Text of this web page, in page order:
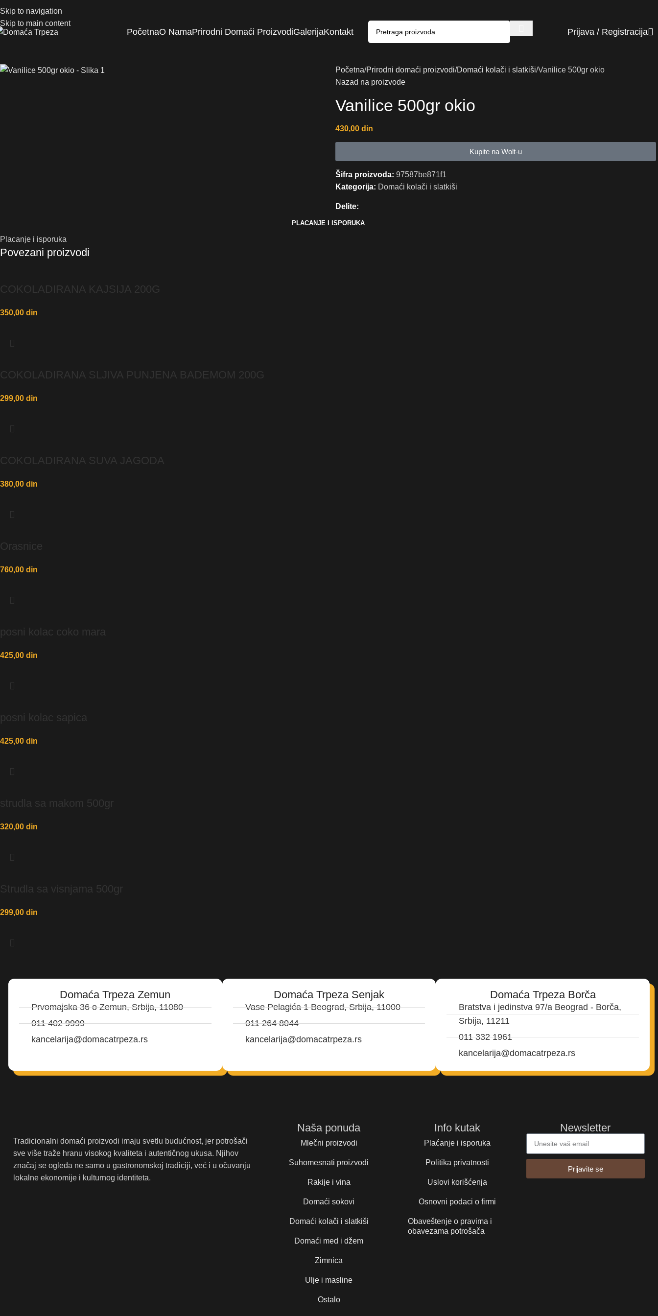
Skip to navigation
Skip to main content
PočetnaO NamaPrirodni Domaći ProizvodiGalerijaKontakt Prijava / Registracija
Početna Prirodni domaći proizvodi Domaći kolači i slatkiši Vanilice 500gr okio
Nazad na proizvode
Vanilice 500gr okio
430,00 din
Kupite na Wolt-u
Šifra proizvoda: 97587be871f1
Kategorija: Domaći kolači i slatkiši
Delite:
PLACANJE I ISPORUKA
Placanje i isporuka
Povezani proizvodi
COKOLADIRANA KAJSIJA 200G
350,00 din
COKOLADIRANA SLJIVA PUNJENA BADEMOM 200G
299,00 din
COKOLADIRANA SUVA JAGODA
380,00 din
Orasnice
760,00 din
posni kolac coko mara
425,00 din
posni kolac sapica
425,00 din
strudla sa makom 500gr
320,00 din
Strudla sa visnjama 500gr
299,00 din
Domaća Trpeza Zemun
Prvomajska 36 o Zemun, Srbija, 11080
011 402 9999
kancelarija@domacatrpeza.rs
Domaća Trpeza Senjak
Vase Pelagića 1 Beograd, Srbija, 11000
011 264 8044
kancelarija@domacatrpeza.rs
Domaća Trpeza Borča
Bratstva i jedinstva 97/a Beograd - Borča,
Srbija, 11211
011 332 1961
kancelarija@domacatrpeza.rs
Tradicionalni domaći proizvodi imaju svetlu budućnost, jer potrošači
sve više traže hranu visokog kvaliteta i autentičnog ukusa. Njihov
značaj se ogleda ne samo u gastronomskoj tradiciji, već i u očuvanju
lokalne ekonomije i kulturnog identiteta.
Naša ponuda
Mlečni proizvodi
Suhomesnati proizvodi
Rakije i vina
Domaći sokovi
Domaći kolači i slatkiši
Domaći med i džem
Zimnica
Ulje i masline
Ostalo
Info kutak
Plaćanje i isporuka
Politika privatnosti
Uslovi korišćenja
Osnovni podaci o firmi
Obaveštenje o pravima i
obavezama potrošača
Newsletter
Prijavite se